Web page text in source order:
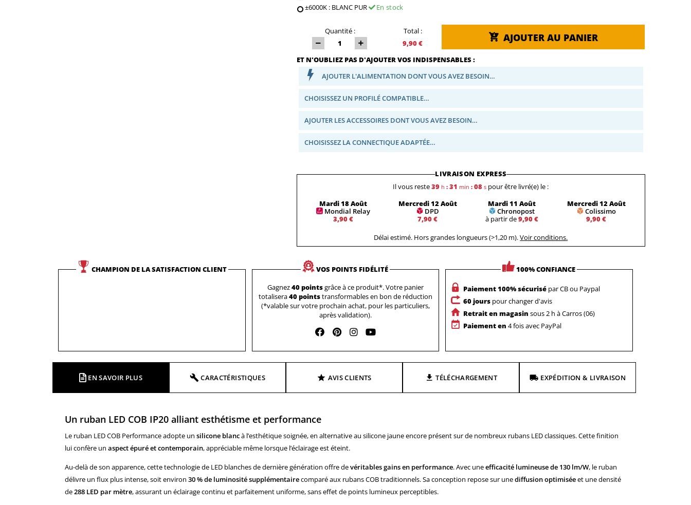
±6000K : BLANC PUR
En stock
Quantité :
Total :
9,90 €
AJOUTER AU PANIER
ET N'OUBLIEZ PAS D'AJOUTER VOS INDISPENSABLES :
AJOUTER L'ALIMENTATION DONT VOUS AVEZ BESOIN…
CHOISISSEZ UN PROFILÉ COMPATIBLE…
AJOUTER LES ACCESSOIRES DONT VOUS AVEZ BESOIN…
CHOISISSEZ LA CONNECTIQUE ADAPTÉE…
LIVRAISON EXPRESS
Il vous reste39 h : 31 min : 07 s pour être livré(e) le :
Mardi 18 Août
Mondial Relay
3,90 €
Mercredi 12 Août
DPD
7,90 €
Mardi 11 Août
Chronopost
à partir de9,90 €
Mercredi 12 Août
Colissimo
9,90 €
Délai estimé. Hors grandes longueurs (>1,20 m).Voir conditions.
CHAMPION DE LA SATISFACTION CLIENT
VOS POINTS FIDÉLITÉ
Gagnez40 pointsgrâce à ce produit*. Votre panier
totalisera40 pointstransformables en bon de réduction
(*valable sur votre prochain achat, pour les particuliers,
après validation).
100% CONFIANCE
Paiement 100% sécurisépar CB ou Paypal
60 jourspour changer d'avis
Retrait en magasin sous 2 h à Carros (06)
Paiement en 4 fois avec PayPal
EN SAVOIR PLUS CARACTÉRISTIQUES AVIS CLIENTS TÉLÉCHARGEMENT EXPÉDITION & LIVRAISON
Un ruban LED COB IP20 alliant esthétisme et performance
Le ruban LED COB Performance adopte un silicone blancà l’esthétique soignée, en alternative au silicone jaune encore présent sur de nombreux rubans LED classiques. Cette finition
lui confère un aspect épuré et contemporain, appréciable même lorsque l’éclairage est éteint.
Au-delà de son apparence, cette technologie de LED blanches de dernière génération offre devéritables gains en performance. Avec uneefficacité lumineuse de 130 lm/W, le ruban
délivre un flux plus intense, soit environ 30 % de luminosité supplémentairecomparé aux rubans COB traditionnels. Sa conception repose sur unediffusion optimiséeet une densité
de288 LED par mètre, assurant un éclairage continu et parfaitement uniforme, sans effet de points lumineux perceptibles.